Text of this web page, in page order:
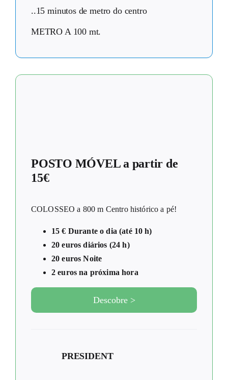
..15 minutos de metro do centro
METRO A 100 mt.
POSTO MÓVEL a partir de
15€
COLOSSEO a 800 m Centro histórico a pé!
15 € Durante o dia (até 10 h)
20 euros diários (24 h)
20 euros Noite
2 euros na próxima hora
Descobre >
PRESIDENT